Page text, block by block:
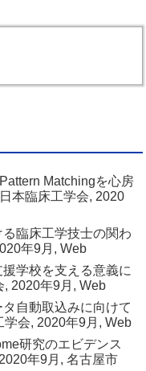
Matchingを心房
本臨床工学会, 2020
臨床工学技士の関わ
年9月, Web
学校を支える意義に
, 2020年9月, Web
自動取込みに向けて
会, 2020年9月, Web
研究のエビデンス
年9月, 名古屋市